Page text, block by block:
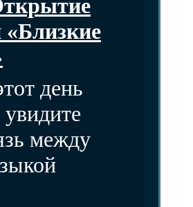
день
между